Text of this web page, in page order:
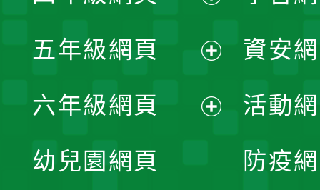
單
開
選
單
開
選
五年級網頁
開
六年級網頁
幼兒園網頁
資安
活動
防疫